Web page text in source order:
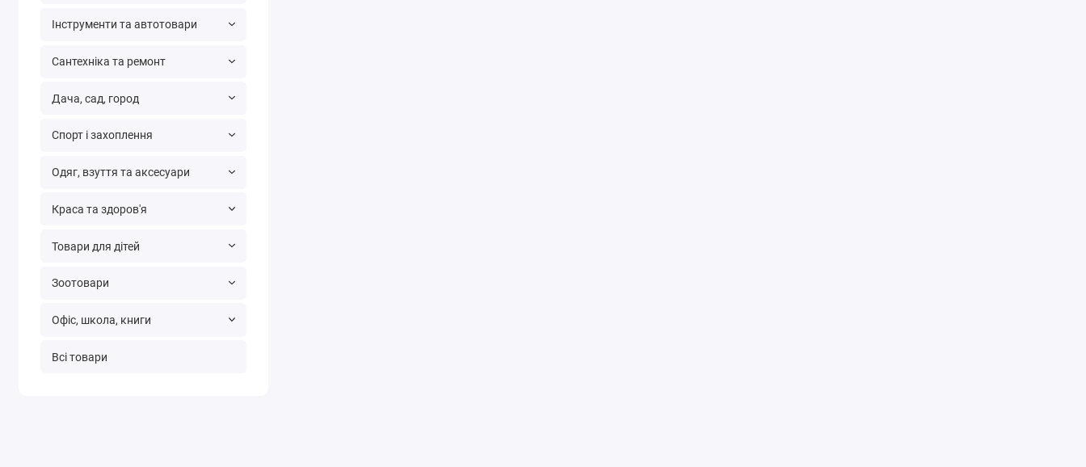
Інструменти та автотовари
Сантехніка та ремонт
Дача, сад, город
Спорт і захоплення
Одяг, взуття та аксесуари
Краса та здоров'я
Товари для дітей
Зоотовари
Офіс, школа, книги
Всі товари